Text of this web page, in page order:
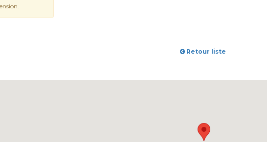
Retour liste